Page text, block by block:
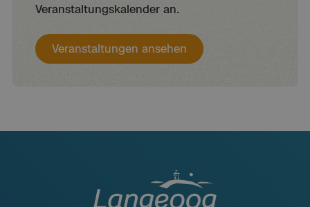
Veranstaltungskalender an.
Veranstaltungen ansehen